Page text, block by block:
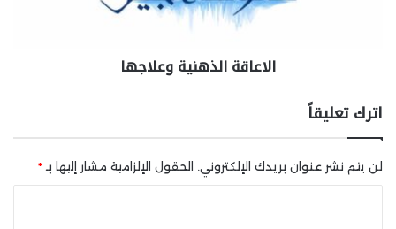
الاعاقة الذهنية وعلاجها
اترك تعليقاً
لن يتم نشر عنوان بريدك الإلكتروني. الحقول الإلزامية مشار إليها بـ *